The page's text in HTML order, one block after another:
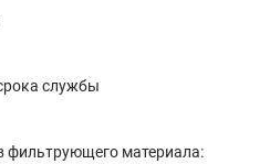
службы
фильтрующего материала: